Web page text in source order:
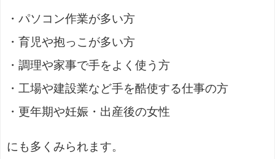
・パソコン作業が多い方
・育児や抱っこが多い方
・調理や家事で手をよく使う方
・工場や建設業など手を酷使する仕事の方
・更年期や妊娠・出産後の女性
にも多くみられます。